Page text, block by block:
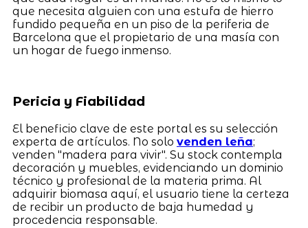
que necesita alguien con una estufa de hierro
fundido pequeña en un piso de la periferia de
Barcelona que el propietario de una masía con
un hogar de fuego inmenso.
Pericia y Fiabilidad
El beneficio clave de este portal es su selección
experta de artículos. No solo venden leña;
venden "madera para vivir". Su stock contempla
decoración y muebles, evidenciando un dominio
técnico y profesional de la materia prima. Al
adquirir biomasa aquí, el usuario tiene la certeza
de recibir un producto de baja humedad y
procedencia responsable.